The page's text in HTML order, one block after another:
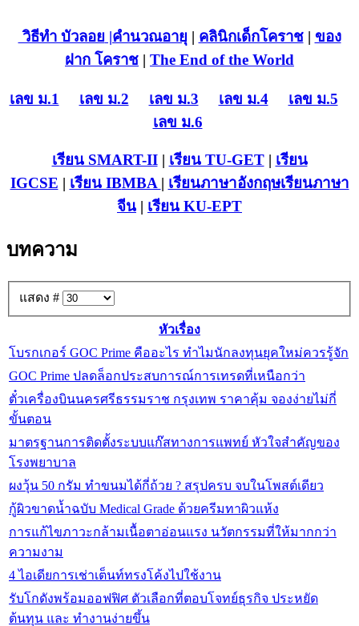
วิธีทำ บัวลอย |คำนวณอายุ | คลินิกเด็กโคราช| ของ
ฝาก โคราช | The End of the World
เลข ม.1 เลข ม.2 เลข ม.3 เลข ม.4
เลข ม.5
เลข ม.6
เรียน SMART-II| เรียน TU-GET| เรียน
IGCSE | เรียน IBMBA | เรียนภาษาอังกฤษเรียนภาษา
จีน | เรียน KU-EPT
บทความ
แสดง #
หัวเรื่อง
โบรกเกอร์ GOC Prime คืออะไร ทำไมนักลงทุนยุคใหม่ควรรู้จัก
GOC Prime ปลดล็อกประสบการณ์การเทรดที่เหนือกว่า
ตั๋วเครื่องบินนครศรีธรรมราช กรุงเทพ ราคาคุ้ม จองง่ายไม่กี่
ขั้นตอน
มาตรฐานการติดตั้งระบบแก๊สทางการแพทย์ หัวใจสำคัญของ
โรงพยาบาล
ผงวุ้น 50 กรัม ทำขนมได้กี่ถ้วย ? สรุปครบ จบในโพสต์เดียว
กู้ผิวขาดน้ำฉบับ Medical Grade ด้วยครีมทาผิวแห้ง
การแก้ไขภาวะกล้ามเนื้อตาอ่อนแรง นวัตกรรมที่ให้มากกว่า
ความงาม
4 ไอเดียการเช่าเต็นท์ทรงโค้งไปใช้งาน
รับโกดังพร้อมออฟฟิศ ตัวเลือกที่ตอบโจทย์ธุรกิจ ประหยัด
ต้นทุน และ ทำงานง่ายขึ้น